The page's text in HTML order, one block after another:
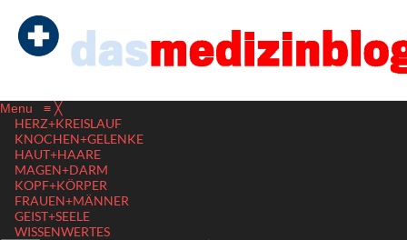
Menu ≡ ╳
HERZ+KREISLAUF
KNOCHEN+GELENKE
HAUT+HAARE
MAGEN+DARM
KOPF+KÖRPER
FRAUEN+MÄNNER
GEIST+SEELE
WISSENWERTES